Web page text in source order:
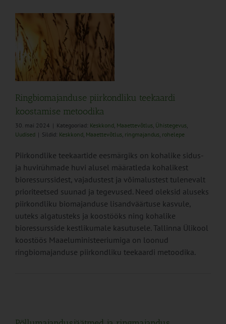
Ringbiomajanduse piirkondliku teekaardi
koostamise metoodika
30. mai 2024 | Kategooriad: Keskkond, Maaettevõtlus, Ühistegevus,
Uudised | Sildid: Keskkond, Maaettevõtlus, ringmajandus, rohelepe
Piirkondlike teekaartide eesmärgiks on kohalike sidus-
ja huvirühmade huvi alusel määratleda kohalikest
bioressurssidest, vajadustest ja võimalustest tulenevalt
prioriteetsed suunad ja tegevused. Need oleksid aluseks
piirkondliku biomajanduse lisandväärtuse kasvule,
uuteks algatusteks ja koostööks ning kohalike
bioressursside kestlikumale kasutusele. Tallinna Ülikool
koostöös Maaeluministeeriumiga on loonud
ringbiomajanduse piirkondliku teekaardi metoodika.